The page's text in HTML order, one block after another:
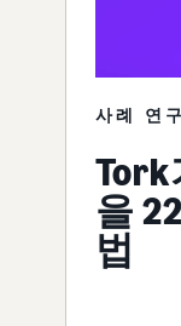
사례 연구
Tork
을
법